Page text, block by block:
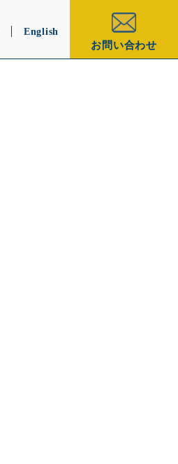
English
お問い合わせ